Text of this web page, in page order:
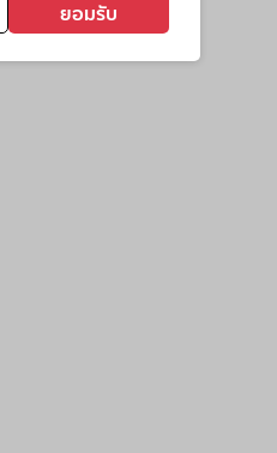
ยอมรับ